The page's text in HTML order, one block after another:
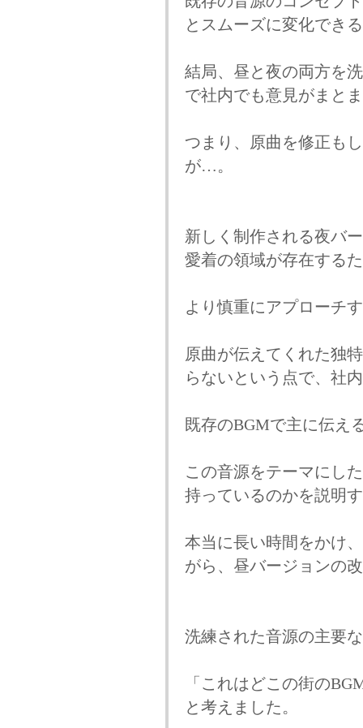
とスムーズに変化でき
結局、昼と夜の両方を
で社内でも意見がまと
つまり、原曲を修正も
が…。
新しく制作される夜バ
愛着の領域が存在する
より慎重にアプローチ
原曲が伝えてくれた独
らないという点で、社
既存のBGMで主に伝え
この音源をテーマにし
持っているのかを説明
本当に長い時間をかけ
がら、昼バージョンの
洗練された音源の主要
「これはどこの街の
と考えました。